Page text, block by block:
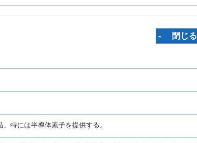
‐ 閉じる
特には半導体素子を提供する。